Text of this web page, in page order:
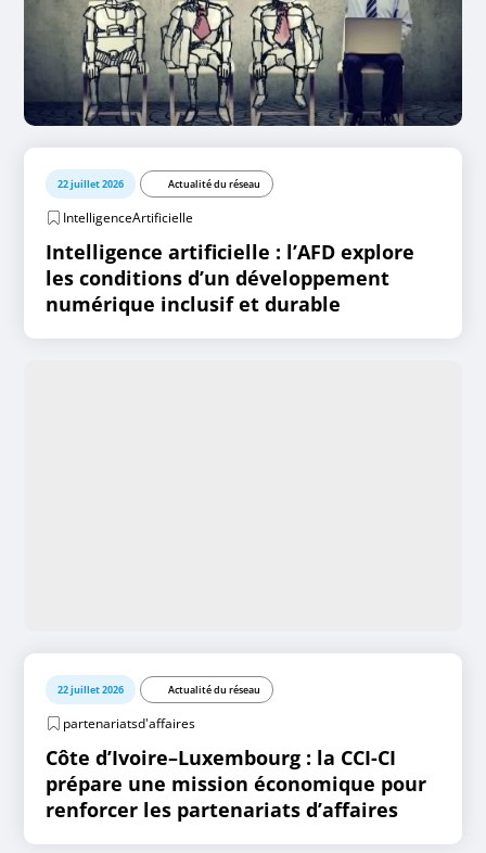
22 juillet 2026 Actualité du réseau
IntelligenceArtificielle
Intelligence artificielle : l’AFD explore
les conditions d’un développement
numérique inclusif et durable
22 juillet 2026 Actualité du réseau
partenariatsd'affaires
Côte d’Ivoire–Luxembourg : la CCI-CI
prépare une mission économique pour
renforcer les partenariats d’affaires